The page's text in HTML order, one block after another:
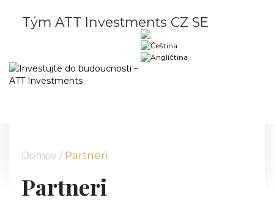
Tým ATT Investments CZ SE
Domov / Partneri
Partneri